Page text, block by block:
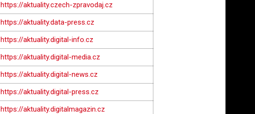
https://aktuality.czech-zpravodaj.cz
https://aktuality.data-press.cz
https://aktuality.digital-info.cz
https://aktuality.digital-media.cz
https://aktuality.digital-news.cz
https://aktuality.digital-press.cz
https://aktuality.digitalmagazin.cz